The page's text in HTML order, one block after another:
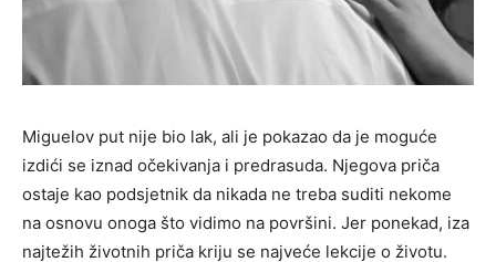
Miguelov put nije bio lak, ali je pokazao da je moguće
izdići se iznad očekivanja i predrasuda. Njegova priča
ostaje kao podsjetnik da nikada ne treba suditi nekome
na osnovu onoga što vidimo na površini. Jer ponekad, iza
najtežih životnih priča kriju se najveće lekcije o životu.